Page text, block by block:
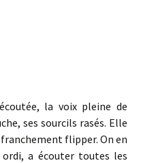
la voix pleine de
ses sourcils rasés. Elle
flipper. On en
a écouter toutes les